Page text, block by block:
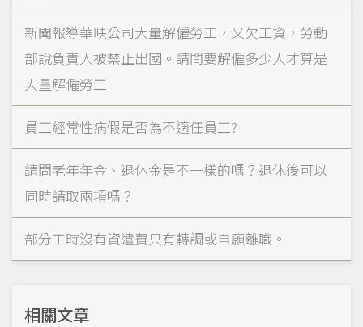
新聞報導華映公司大量解僱勞工，又欠工資，勞動
部說負責人被禁止出國。請問要解僱多少人才算是
大量解僱勞工
員工經常性病假是否為不適任員工?
請問老年年金、退休金是不一樣的嗎？退休後可以
同時請取兩項嗎？
部分工時沒有資遣費只有轉調或自願離職。
相關文章